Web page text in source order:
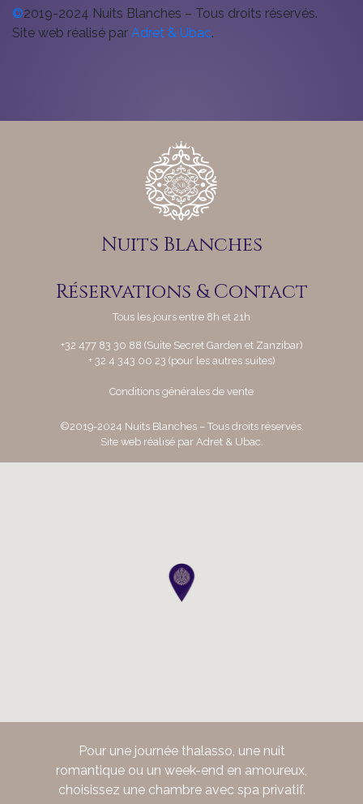
©2019-2024 Nuits Blanches – Tous droits réservés.
Site web réalisé par Adret & Ubac.
Nuits Blanches
Réservations & Contact
Tous les jours entre 8h et 21h
+32 477 83 30 88 (Suite Secret Garden et Zanzibar)
+ 32 4 343 00 23 (pour les autres suites)
Conditions générales de vente
©2019-2024 Nuits Blanches – Tous droits réservés.
Site web réalisé par Adret & Ubac
Pour une journée thalasso, une nuit
romantique ou un week-end en amoureux,
choisissez une chambre avec spa privatif.